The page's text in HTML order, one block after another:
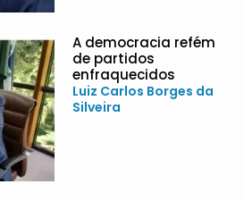
A democracia refém
de partidos
enfraquecidos
Luiz Carlos Borges da
Silveira